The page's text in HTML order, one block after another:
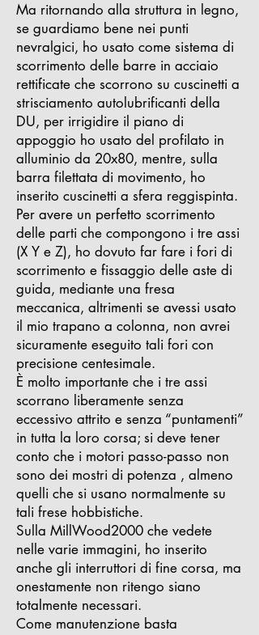
Ma ritornando alla struttura in legno,
se guardiamo bene nei punti
nevralgici, ho usato come sistema di
scorrimento delle barre in acciaio
rettificate che scorrono su cuscinetti a
strisciamento autolubrificanti della
DU, per irrigidire il piano di
appoggio ho usato del profilato in
alluminio da 20x80, mentre, sulla
barra filettata di movimento, ho
inserito cuscinetti a sfera reggispinta.
Per avere un perfetto scorrimento
delle parti che compongono i tre assi
(X Y e Z), ho dovuto far fare i fori di
scorrimento e fissaggio delle aste di
guida, mediante una fresa
meccanica, altrimenti se avessi usato
il mio trapano a colonna, non avrei
sicuramente eseguito tali fori con
precisione centesimale.
È molto importante che i tre assi
scorrano liberamente senza
eccessivo attrito e senza “puntamenti”
in tutta la loro corsa; si deve tener
conto che i motori passo-passo non
sono dei mostri di potenza , almeno
quelli che si usano normalmente su
tali frese hobbistiche.
Sulla MillWood2000 che vedete
nelle varie immagini, ho inserito
anche gli interruttori di fine corsa, ma
onestamente non ritengo siano
totalmente necessari.
Come manutenzione basta